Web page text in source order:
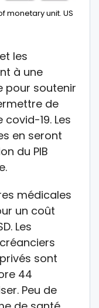
monetary unit. US
les
à une
pour soutenir
de
19. Les
en seront
du PIB
médicales
un coût
Les
sont
44
Peu de